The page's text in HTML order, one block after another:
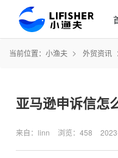
当前位置： 小渔夫 外贸资讯
亚马逊申诉信怎
来自：linn 浏览：458